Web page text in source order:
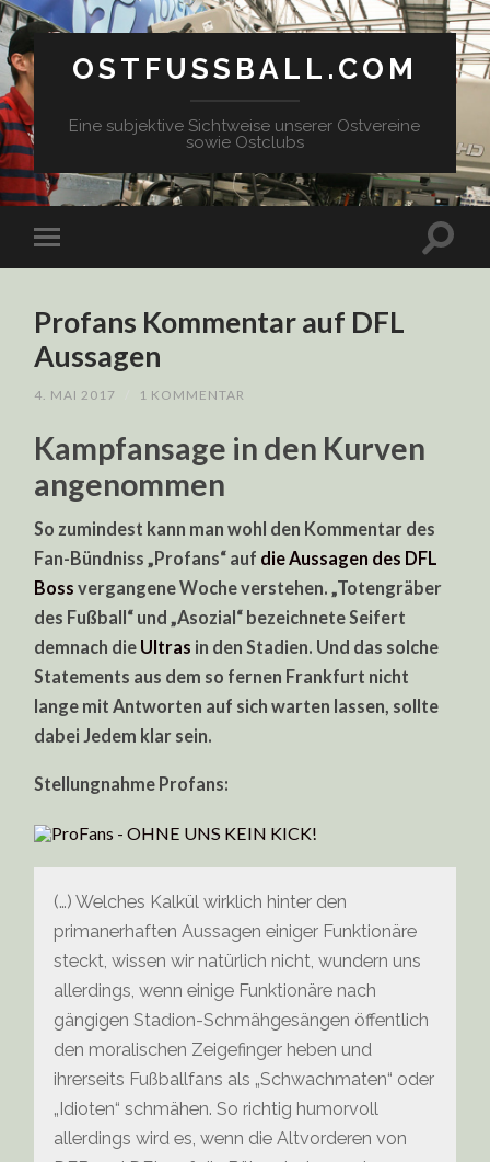
OSTFUSSBALL.COM
Eine subjektive Sichtweise unserer Ostvereine
sowie Ostclubs
Profans Kommentar auf DFL
Aussagen
4. MAI 2017 1 KOMMENTAR
Kampfansage in den Kurven
angenommen
So zumindest kann man wohl den Kommentar des
Fan-Bündniss „Profans“ auf die Aussagen des DFL
Boss vergangene Woche verstehen. „Totengräber
des Fußball“ und „Asozial“ bezeichnete Seifert
demnach die Ultras in den Stadien. Und das solche
Statements aus dem so fernen Frankfurt nicht
lange mit Antworten auf sich warten lassen, sollte
dabei Jedem klar sein.
Stellungnahme Profans:
(…) Welches Kalkül wirklich hinter den
primanerhaften Aussagen einiger Funktionäre
steckt, wissen wir natürlich nicht, wundern uns
allerdings, wenn einige Funktionäre nach
gängigen Stadion-Schmähgesängen öffentlich
den moralischen Zeigefinger heben und
ihrerseits Fußballfans als „Schwachmaten“ oder
„Idioten“ schmähen. So richtig humorvoll
allerdings wird es, wenn die Altvorderen von